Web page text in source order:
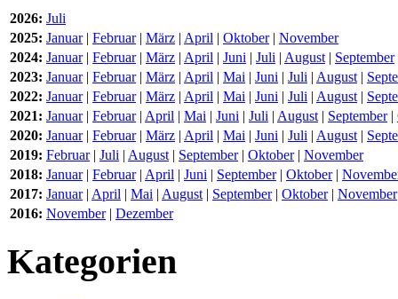
2026: Juli
2025: Januar| Februar| März | April | Oktober| November
2024: Januar| Februar| März | April | Juni | Juli | August | September
2023: Januar| Februar| März | April | Mai | Juni | Juli | August |
2022: Januar| Februar| März | April | Mai | Juni | Juli | August |
2021: Januar| Februar| April | Mai | Juni | Juli | August | September|
2020: Januar| Februar| März | April | Mai | Juni | Juli | August |
2019: Februar| Juli | August | September| Oktober| November
2018: Januar| Februar| April | Juni | September| Oktober|
2017: Januar| April | Mai | August | September| Oktober| November
2016: November| Dezember
Kategorien